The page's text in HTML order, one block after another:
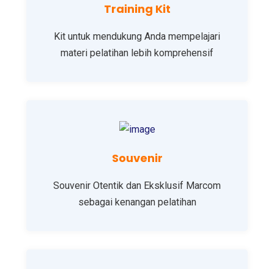
Training Kit
Kit untuk mendukung Anda mempelajari
materi pelatihan lebih komprehensif
Souvenir
Souvenir Otentik dan Eksklusif Marcom
sebagai kenangan pelatihan